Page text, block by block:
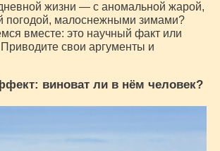
жизни — с аномальной жарой,
погодой, малоснежными зимами?
вместе: это научный факт или
свои аргументы и
виноват ли в нём человек?